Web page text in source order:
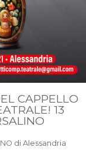
CAPPELLO
13
di Alessandria